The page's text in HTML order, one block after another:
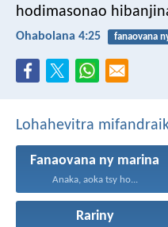
hodimasonao
Ohabolana 4:25 fanaovana
Lohahevitra
Fanaovana ny marina
Anaka, aoka tsy ho...
Rariny